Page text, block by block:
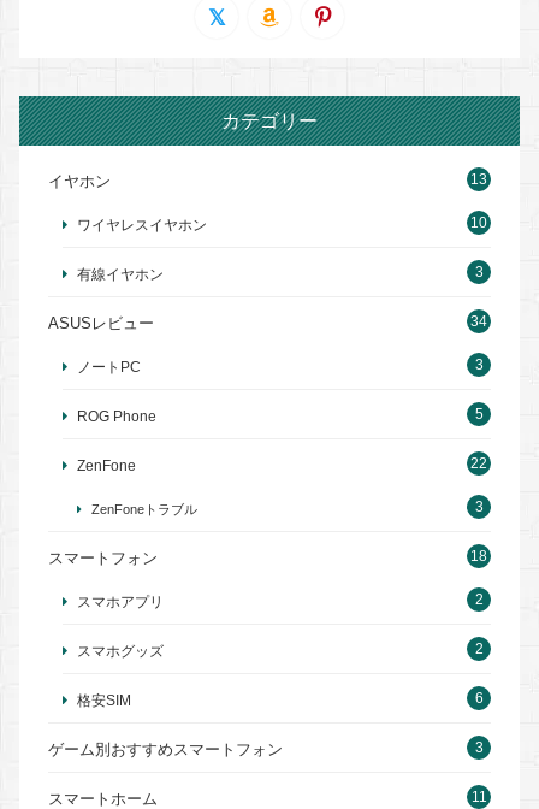
カテゴリー
イヤホン 13
ワイヤレスイヤホン 10
有線イヤホン 3
ASUSレビュー 34
ノートPC 3
ROG Phone 5
ZenFone 22
ZenFoneトラブル 3
スマートフォン 18
スマホアプリ 2
スマホグッズ 2
格安SIM 6
ゲーム別おすすめスマートフォン 3
スマートホーム 11